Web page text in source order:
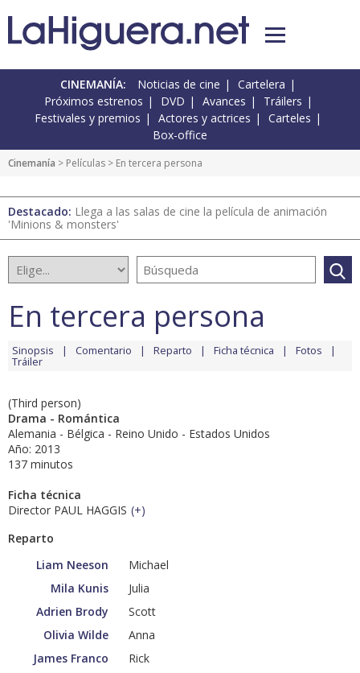
CINEMANÍA: Noticias de cine
Cartelera
Próximos estrenos
DVD Avances
Tráilers
Festivales y premios
Actores y actrices
Carteles
Box-office
Cinemanía > Películas > En tercera persona
Destacado: Llega a las salas de cine la película de animación
'Minions & monsters'
En tercera persona
Sinopsis Comentario Reparto Ficha técnica Fotos
Tráiler
(Third person)
Drama - Romántica
Alemania - Bélgica - Reino Unido - Estados Unidos
Año: 2013
137 minutos
Ficha técnica
Director PAUL HAGGIS (+)
Reparto
Liam Neeson
Michael
Mila Kunis
Julia
Adrien Brody
Scott
Olivia Wilde
Anna
James Franco
Rick